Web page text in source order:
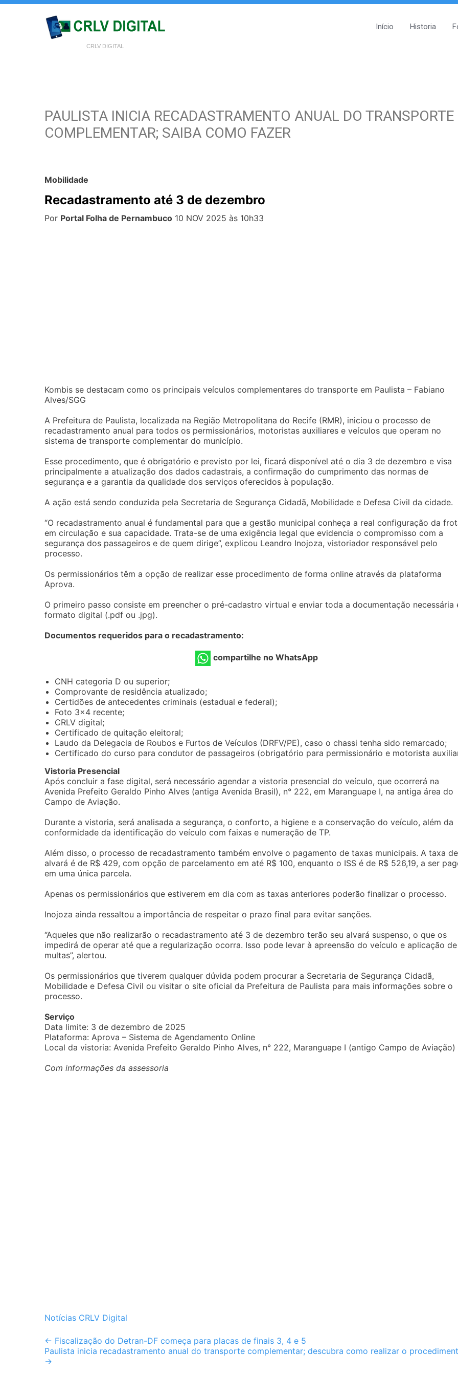
CRLV DIGITAL
Início Historia
PAULISTA INICIA RECADASTRAMENTO ANUAL DO TRANSPORTE
COMPLEMENTAR; SAIBA COMO FAZER
Mobilidade
Recadastramento até 3 de dezembro
Por Portal Folha de Pernambuco 10 NOV 2025 às 10h33
Kombis se destacam como os principais veículos complementares do transporte em Paulista – Fabiano
Alves/SGG
A Prefeitura de Paulista, localizada na Região Metropolitana do Recife (RMR), iniciou o processo de
recadastramento anual para todos os permissionários, motoristas auxiliares e veículos que operam no
sistema de transporte complementar do município.
Esse procedimento, que é obrigatório e previsto por lei, ficará disponível até o dia 3 de dezembro e visa
principalmente a atualização dos dados cadastrais, a confirmação do cumprimento das normas de
segurança e a garantia da qualidade dos serviços oferecidos à população.
A ação está sendo conduzida pela Secretaria de Segurança Cidadã, Mobilidade e Defesa Civil da cidade.
“O recadastramento anual é fundamental para que a gestão municipal conheça a real configuração da
em circulação e sua capacidade. Trata-se de uma exigência legal que evidencia o compromisso com a
segurança dos passageiros e de quem dirige”, explicou Leandro Inojoza, vistoriador responsável pelo
processo.
Os permissionários têm a opção de realizar esse procedimento de forma online através da plataforma
Aprova.
O primeiro passo consiste em preencher o pré-cadastro virtual e enviar toda a documentação necessária
formato digital (.pdf ou .jpg).
Documentos requeridos para o recadastramento:
compartilhe no WhatsApp
CNH categoria D ou superior;
Comprovante de residência atualizado;
Certidões de antecedentes criminais (estadual e federal);
Foto 3×4 recente;
CRLV digital;
Certificado de quitação eleitoral;
Laudo da Delegacia de Roubos e Furtos de Veículos (DRFV/PE), caso o chassi tenha sido remarcado;
Certificado do curso para condutor de passageiros (obrigatório para permissionário e motorista
Vistoria Presencial
Após concluir a fase digital, será necessário agendar a vistoria presencial do veículo, que ocorrerá na
Avenida Prefeito Geraldo Pinho Alves (antiga Avenida Brasil), n° 222, em Maranguape I, na antiga área do
Campo de Aviação.
Durante a vistoria, será analisada a segurança, o conforto, a higiene e a conservação do veículo, além da
conformidade da identificação do veículo com faixas e numeração de TP.
Além disso, o processo de recadastramento também envolve o pagamento de taxas municipais. A taxa de
alvará é de R$ 429, com opção de parcelamento em até R$ 100, enquanto o ISS é de R$ 526,19, a ser
em uma única parcela.
Apenas os permissionários que estiverem em dia com as taxas anteriores poderão finalizar o processo.
Inojoza ainda ressaltou a importância de respeitar o prazo final para evitar sanções.
“Aqueles que não realizarão o recadastramento até 3 de dezembro terão seu alvará suspenso, o que os
impedirá de operar até que a regularização ocorra. Isso pode levar à apreensão do veículo e aplicação de
multas”, alertou.
Os permissionários que tiverem qualquer dúvida podem procurar a Secretaria de Segurança Cidadã,
Mobilidade e Defesa Civil ou visitar o site oficial da Prefeitura de Paulista para mais informações sobre o
processo.
Serviço
Data limite: 3 de dezembro de 2025
Plataforma: Aprova – Sistema de Agendamento Online
Local da vistoria: Avenida Prefeito Geraldo Pinho Alves, n° 222, Maranguape I (antigo Campo de Aviação)
Com informações da assessoria
Notícias CRLV Digital
Post
navigation
← Fiscalização do Detran-DF começa para placas de finais 3, 4 e 5
Paulista inicia recadastramento anual do transporte complementar; descubra como realizar o
→